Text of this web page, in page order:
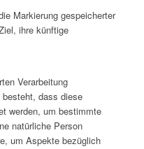
Markierung gespeicherter
ihre künftige
Verarbeitung
besteht, dass diese
werden, um bestimmte
natürliche Person
um Aspekte bezüglich